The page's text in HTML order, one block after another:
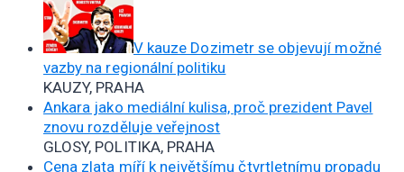
V kauze Dozimetr se objevují možné
vazby na regionální politiku
KAUZY, PRAHA
Ankara jako mediální kulisa, proč prezident Pavel
znovu rozděluje veřejnost
GLOSY, POLITIKA, PRAHA
Cena zlata míří k největšímu čtvrtletnímu propadu